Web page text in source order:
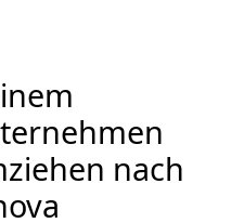
nach